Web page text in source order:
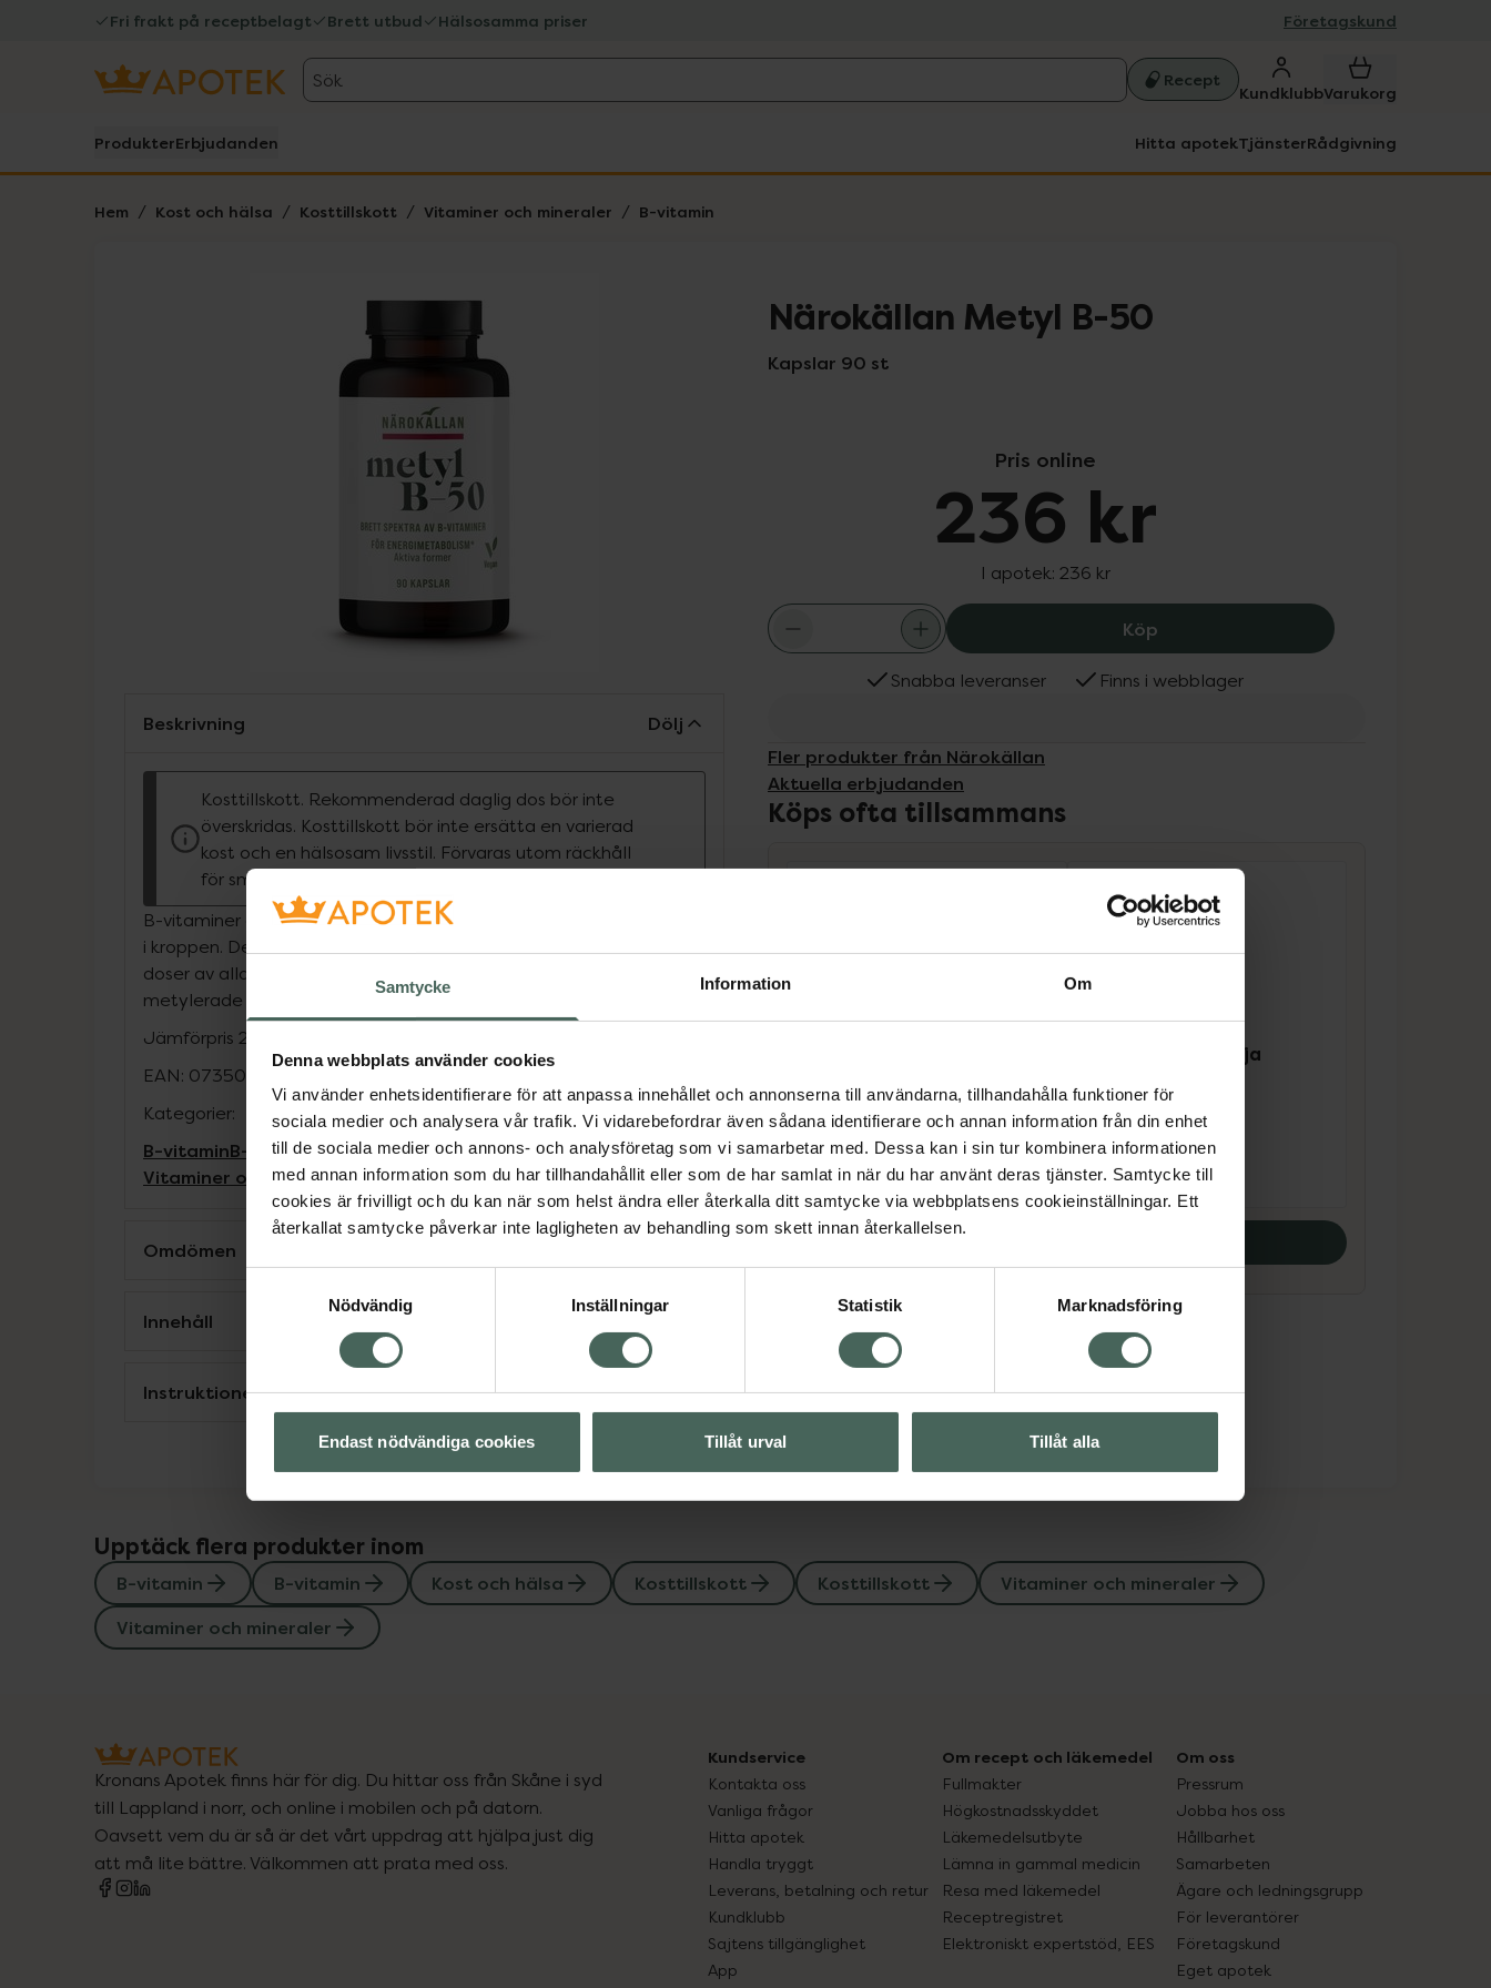
Samtycke Information Om
Denna webbplats använder cookies
Vi använder enhetsidentifierare för att anpassa innehållet och annonserna till användarna, tillhandahålla funktioner för
sociala medier och analysera vår trafik. Vi vidarebefordrar även sådana identifierare och annan information från din enhet
till de sociala medier och annons- och analysföretag som vi samarbetar med. Dessa kan i sin tur kombinera informationen
med annan information som du har tillhandahållit eller som de har samlat in när du har använt deras tjänster. Samtycke till
cookies är frivilligt och du kan när som helst ändra eller återkalla ditt samtycke via webbplatsens cookieinställningar. Ett
återkallat samtycke påverkar inte lagligheten av behandling som skett innan återkallelsen.
Nödvändig
Inställningar Statistik Marknadsföring
Endast nödvändiga cookies Tillåt urval Tillåt alla
Fri frakt på receptbelagt Brett utbud Hälsosamma priser Företagskund
Sök Recept
KundklubbVarukorg
ProdukterErbjudanden Hitta apotekTjänsterRådgivning
Hem Kost och hälsa Kosttillskott Vitaminer och mineraler B-vitamin
Lista: . Innehåller 1 objekt. Närokällan Metyl B-50
Kapslar 90 st
Pris online
236 kr
I apotek: 236 kr
Köp Närokällan Metyl B-50, 236 kr.
Snabba leveranser Finns i webblager
Fler produkter från Närokällan
Aktuella erbjudanden
Köps ofta tillsammans
5 av 5 i omdöme
Kosttillskott
Pris online
236 kr
Närokällan Krillolja
Pris online
245 kr
Köp båda för:
Beskrivning Dölj
Kosttillskott. Rekommenderad daglig dos bör inte
överskridas. Kosttillskott bör inte ersätta en varierad
kost och en hälsosam livsstil. Förvaras utom räckhåll
för små barn.
B-vitaminer är vattenlösliga och kan inte lagras under en längre tid
i kroppen. De samarbetar med varandra i kroppen. Innehåller höga
doser av alla B-vitaminer, samt B12-vitamin och folat i de
metylerade formerna för bästa upptag.
Jämförpris 2,99 kr
EAN: 07350053315297
Kategorier:
B-vitaminB-vitamin Kost och hälsaKosttillskottKosttillskott
Vitaminer och mineraler Vitaminer och mineraler
Omdömen
Innehåll Visa
Instruktioner Visa
Upptäck flera produkter inom
B-vitamin B-vitamin Kost och hälsa Kosttillskott Kosttillskott
Vitaminer och mineraler
Vitaminer och mineraler
Kronans Apotek finns här för dig. Du hittar oss från Skåne i syd
till Lappland i norr, och online i mobilen och på datorn.
Oavsett vem du är så är det vårt uppdrag att hjälpa just dig
att må lite bättre. Välkommen att prata med oss.
Kundservice
Kontakta oss
Vanliga frågor
Hitta apotek
Handla tryggt
Leverans, betalning och retur
Kundklubb
Sajtens tillgänglighet
App
Om recept och läkemedel
Fullmakter
Högkostnadsskyddet
Läkemedelsutbyte
Lämna in gammal medicin
Resa med läkemedel
Receptregistret
Elektroniskt expertstöd, EES
Om oss
Pressrum
Jobba hos oss
Hållbarhet
Samarbeten
Ägare och ledningsgrupp
För leverantörer
Företagskund
Eget apotek